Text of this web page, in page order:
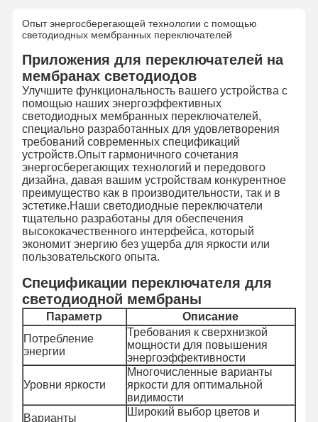
Опыт энергосберегающей технологии с помощью
светодиодных мембранных переключателей
Приложения для переключателей на
мембранах светодиодов
Улучшите функциональность вашего устройства с
помощью наших энергоэффективных
светодиодных мембранных переключателей,
специально разработанных для удовлетворения
требований современных спецификаций
устройств.Опыт гармоничного сочетания
энергосберегающих технологий и передового
дизайна, давая вашим устройствам конкурентное
преимущество как в производительности, так и в
эстетике.Наши светодиодные переключатели
тщательно разработаны для обеспечения
высококачественного интерфейса, который
экономит энергию без ущерба для яркости или
пользовательского опыта.
Спецификации переключателя для
светодиодной мембраны
Параметр
Описание
Потребление
энергии
Требования к сверхнизкой
мощности для повышения
энергоэффективности
Уровни яркости
Многочисленные варианты
яркости для оптимальной
видимости
Варианты
Широкий выбор цветов и